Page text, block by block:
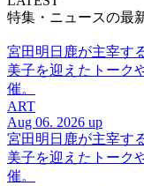
特集・ニュースの最
宮田明日鹿が主宰す
美子を迎えたトーク
催。
ART
Aug 06. 2026 up
宮田明日鹿が主宰す
美子を迎えたトーク
催。